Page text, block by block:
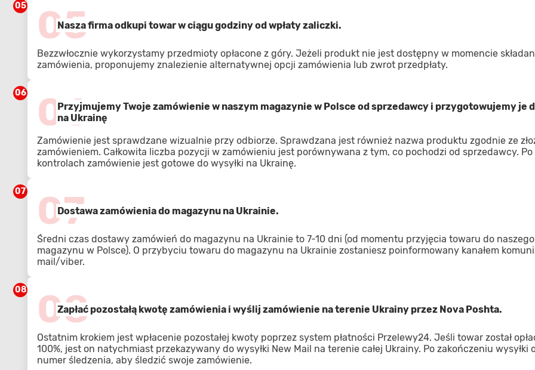
05 05
Nasza firma odkupi towar w ciągu godziny od wpłaty zaliczki.
Bezzwłocznie wykorzystamy przedmioty opłacone z góry. Jeżeli produkt nie jest dostępny w momencie
zamówienia, proponujemy znalezienie alternatywnej opcji zamówienia lub zwrot przedpłaty.
06 06
Przyjmujemy Twoje zamówienie w naszym magazynie w Polsce od sprzedawcy i przygotowujemy je
na Ukrainę
Zamówienie jest sprawdzane wizualnie przy odbiorze. Sprawdzana jest również nazwa produktu zgodnie ze
zamówieniem. Całkowita liczba pozycji w zamówieniu jest porównywana z tym, co pochodzi od sprzedawcy.
kontrolach zamówienie jest gotowe do wysyłki na Ukrainę.
07 07
Dostawa zamówienia do magazynu na Ukrainie.
Średni czas dostawy zamówień do magazynu na Ukrainie to 7-10 dni (od momentu przyjęcia towaru do naszego
magazynu w Polsce). O przybyciu towaru do magazynu na Ukrainie zostaniesz poinformowany kanałem
mail/viber.
08 08
Zapłać pozostałą kwotę zamówienia i wyślij zamówienie na terenie Ukrainy przez Nova Poshta.
Ostatnim krokiem jest wpłacenie pozostałej kwoty poprzez system płatności Przelewy24. Jeśli towar został
100%, jest on natychmiast przekazywany do wysyłki New Mail na terenie całej Ukrainy. Po zakończeniu wysyłki
numer śledzenia, aby śledzić swoje zamówienie.